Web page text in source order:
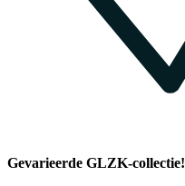
Gevarieerde GLZK-collectie!